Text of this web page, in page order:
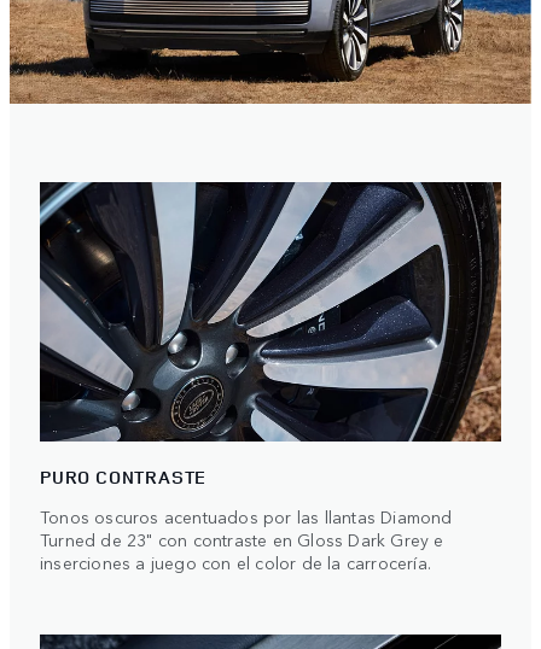
PURO CONTRASTE
Tonos oscuros acentuados por las llantas Diamond
Turned de 23" con contraste en Gloss Dark Grey e
inserciones a juego con el color de la carrocería.